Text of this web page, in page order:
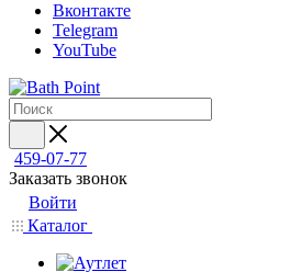
Вконтакте
Telegram
YouTube
459-07-77
Заказать звонок
Войти
Каталог